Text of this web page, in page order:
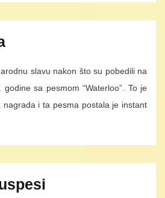
slavu nakon što su pobedili na
sa pesmom “Waterloo”. To je
nagrada i ta pesma postala je instant